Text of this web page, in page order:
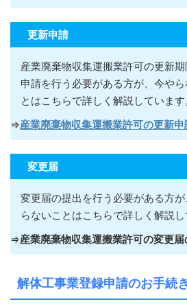
更新申請
産業廃棄物収集運搬業許可の更新
申請を行う必要がある方が 、今や
とはこちらで詳しく解説しています
⇒産業廃棄物収集運搬業許可の更新
変更届
変更届の提出を行う必要がある方が
らないこ とはこちらで詳しく解説し
⇒産業廃棄物収集運搬業許可の変更
解体工事業登録申請のお手続き